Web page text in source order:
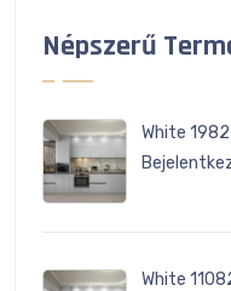
Népszerű
White
White